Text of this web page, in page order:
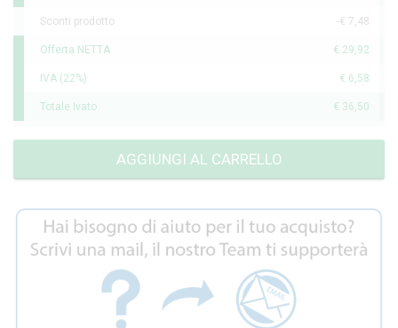
Sconti prodotto -€ 7,48
Offerta NETTA € 29,92
IVA (22%) € 6,58
Totale Ivato € 36,50
AGGIUNGI AL CARRELLO